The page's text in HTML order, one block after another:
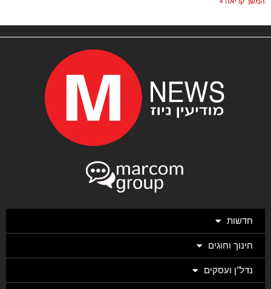
חדשות
חינוך וחוגים
נדל"ן ועסקים